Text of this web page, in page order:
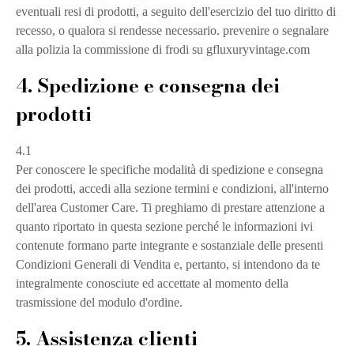
eventuali resi di prodotti, a seguito dell'esercizio del tuo diritto di
recesso, o qualora si rendesse necessario. prevenire o segnalare
alla polizia la commissione di frodi su gfluxuryvintage.com
4. Spedizione e consegna dei
prodotti
4.1
Per conoscere le specifiche modalità di spedizione e consegna
dei prodotti, accedi alla sezione termini e condizioni, all'interno
dell'area Customer Care. Ti preghiamo di prestare attenzione a
quanto riportato in questa sezione perché le informazioni ivi
contenute formano parte integrante e sostanziale delle presenti
Condizioni Generali di Vendita e, pertanto, si intendono da te
integralmente conosciute ed accettate al momento della
trasmissione del modulo d'ordine.
5. Assistenza clienti